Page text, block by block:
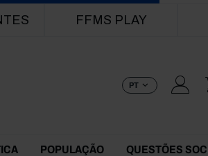
FFMS PLAY
PT
POPULAÇÃO QUESTÕES